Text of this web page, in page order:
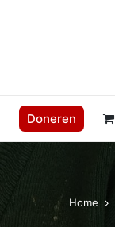
Doneren
Home